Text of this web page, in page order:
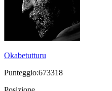
Okabetutturu
Punteggio:673318